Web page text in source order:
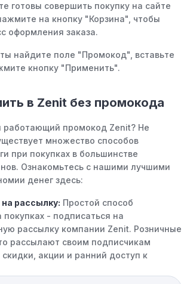
готовы совершить покупку на сайте
на кнопку "Корзина", чтобы
оформления заказа.
найдите поле "Промокод", вставьте
кнопку "Применить".
в Zenit без промокода
работающий промокод Zenit? Не
множество способов
при покупках в большинстве
Ознакомьтесь с нашими лучшими
денег здесь:
рассылку: Простой способ
покупках - подписаться на
рассылку компании Zenit. Розничные
рассылают своим подписчикам
акции и ранний доступ к